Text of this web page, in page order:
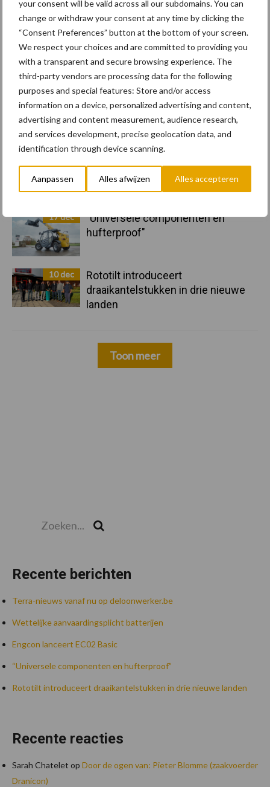
your consent will be valid across all our subdomains. You can
change or withdraw your consent at any time by clicking the
“Consent Preferences” button at the bottom of your screen.
We respect your choices and are committed to providing you
with a transparent and secure browsing experience. The
third-party vendors are processing data for the following
purposes and special features: Store and/or access
information on a device, personalized advertising and content,
advertising and content measurement, audience research,
and services development, precise geolocation data, and
identification through device scanning.
Aanpassen Alles afwijzen Alles accepteren
11 feb
Terra-nieuws vanaf nu op
deloonwerker.be
Wettelijke aanvaardingsplicht
batterijen
Engcon lanceert EC02 Basic
17 dec
"Universele componenten en
hufterproof"
10 dec
Rototilt introduceert
draaikantelstukken in drie nieuwe
landen
Toon meer
Recente berichten
Terra-nieuws vanaf nu op deloonwerker.be
Wettelijke aanvaardingsplicht batterijen
Engcon lanceert EC02 Basic
“Universele componenten en hufterproof”
Rototilt introduceert draaikantelstukken in drie nieuwe landen
Recente reacties
Sarah Chatelet op Door de ogen van: Pieter Blomme (zaakvoerder
Dranicon)